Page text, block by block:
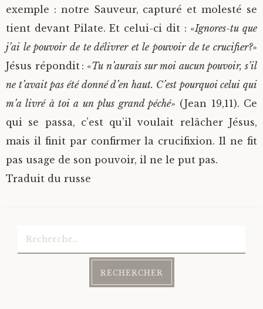
exemple : notre Sauveur, capturé et molesté se
tient devant Pilate. Et celui-ci dit : «Ignores-tu que
j’ai le pouvoir de te délivrer et le pouvoir de te crucifier?»
Jésus répondit : «Tu n’aurais sur moi aucun pouvoir, s’il
ne t’avait pas été donné d’en haut. C’est pourquoi celui qui
m’a livré à toi a un plus grand péché» (Jean 19,11). Ce
qui se passa, c’est qu’il voulait relâcher Jésus,
mais il finit par confirmer la crucifixion. Il ne fit
pas usage de son pouvoir, il ne le put pas.
Traduit du russe